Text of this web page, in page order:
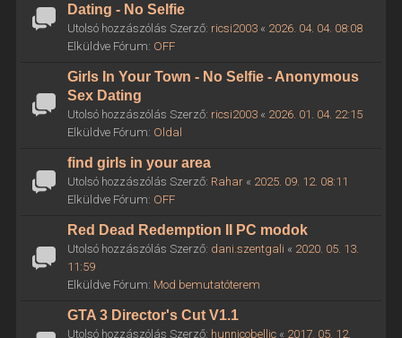
Dating - No Selfie
Utolsó hozzászólás Szerző: ricsi2003« 2026. 04. 04. 08:08
Elküldve Fórum: OFF
Girls In Your Town - No Selfie - Anonymous
Sex Dating
Utolsó hozzászólás Szerző: ricsi2003« 2026. 01. 04. 22:15
Elküldve Fórum: Oldal
find girls in your area
Utolsó hozzászólás Szerző: Rahar« 2025. 09. 12. 08:11
Elküldve Fórum: OFF
Red Dead Redemption II PC modok
Utolsó hozzászólás Szerző: dani.szentgali « 2020. 05. 13.
11:59
Elküldve Fórum: Mod bemutatóterem
GTA 3 Director's Cut V1.1
Utolsó hozzászólás Szerző: hunnicobellic« 2017. 05. 12.